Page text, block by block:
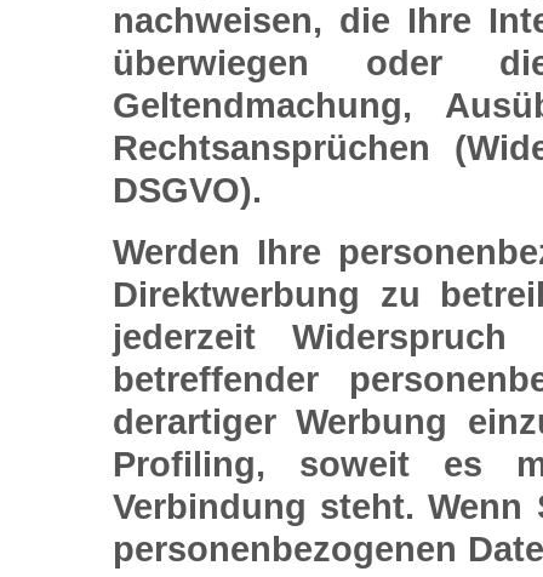
nachweisen, die Ihre
überwiegen oder
Geltendmachung,
Rechtsansprüchen
DSGVO).
Werden Ihre
Direktwerbung zu
jederzeit
betreffender
derartiger Werbung
Profiling, soweit es
Verbindung steht. Wenn
personenbezogenen